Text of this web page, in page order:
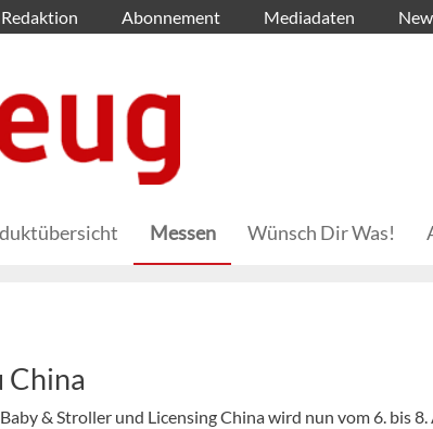
Redaktion Abonnement Mediadaten
Messen Wünsch Dir Was!
China
& Stroller und Licensing China wird nun vom 6. bis